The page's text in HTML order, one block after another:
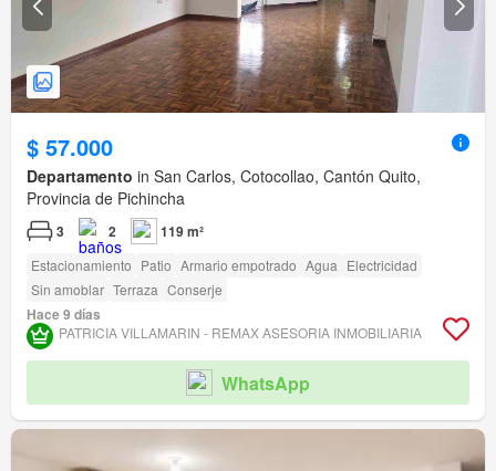
$ 57.000
Departamento in San Carlos, Cotocollao, Cantón Quito,
Provincia de Pichincha
3 2 119 m²
Estacionamiento Patio Armario empotrado Agua Electricidad
Sin amoblar Terraza Conserje
Hace 9 días
PATRICIA VILLAMARIN - REMAX ASESORIA INMOBILIARIA
WhatsApp